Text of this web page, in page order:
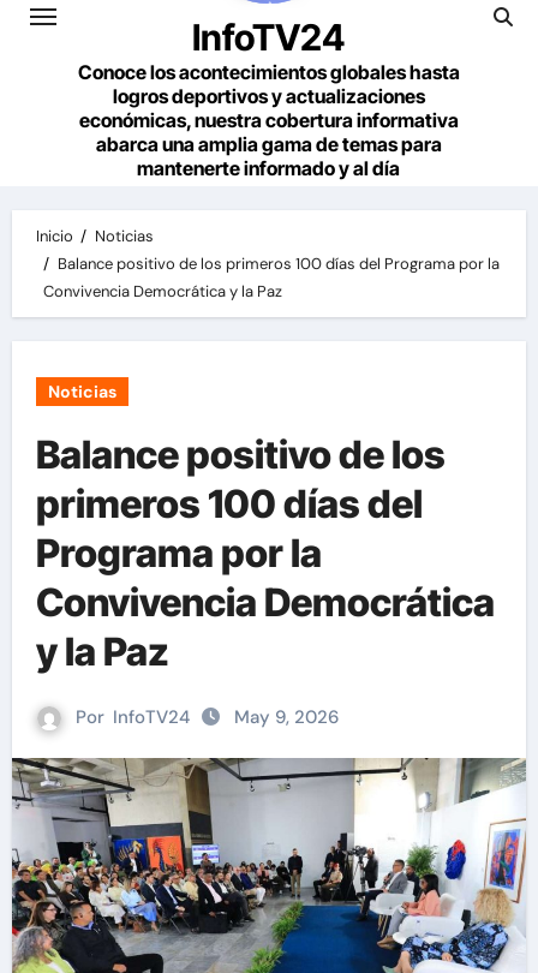
InfoTV24
Conoce los acontecimientos globales hasta
logros deportivos y actualizaciones
económicas, nuestra cobertura informativa
abarca una amplia gama de temas para
mantenerte informado y al día
Inicio
Noticias
Balance positivo de los primeros 100 días del Programa por la
Convivencia Democrática y la Paz
Noticias
Balance positivo de los
primeros 100 días del
Programa por la
Convivencia Democrática
y la Paz
Por InfoTV24 May 9, 2026